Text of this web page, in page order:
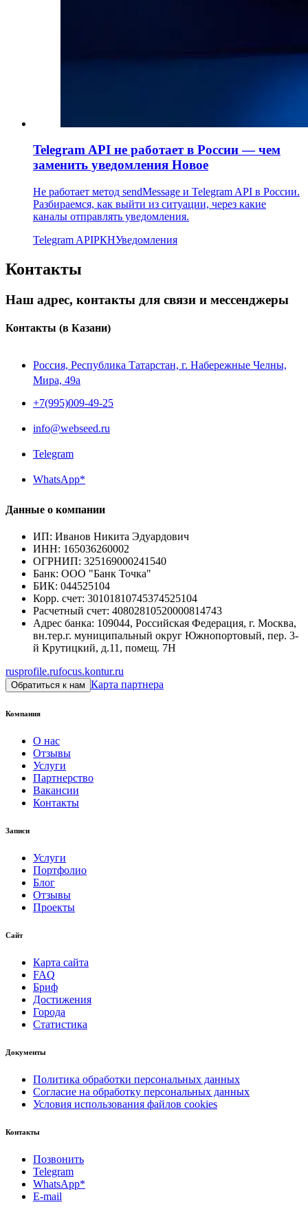
Telegram API не работает в России — чем
заменить уведомления Новое
Не работает метод sendMessage и Telegram API в России.
Разбираемся, как выйти из ситуации, через какие
каналы отправлять уведомления.
Telegram APIРКНУведомления
Контакты
Наш адрес, контакты для связи и мессенджеры
Контакты (в Казани)
Россия, Республика Татарстан, г. Набережные Челны,
Мира, 49a
+7(995)009-49-25
info@webseed.ru
Telegram
WhatsApp*
Данные о компании
ИП: Иванов Никита Эдуардович
ИНН: 165036260002
ОГРНИП: 325169000241540
Банк: ООО "Банк Точка"
БИК: 044525104
Корр. счет: 30101810745374525104
Расчетный счет: 40802810520000814743
Адрес банка: 109044, Российская Федерация, г. Москва,
вн.тер.г. муниципальный округ Южнопортовый, пер. 3-
й Крутицкий, д.11, помещ. 7Н
rusprofile.rufocus.kontur.ru
Обратиться к нам Карта партнера
Компания
О нас
Отзывы
Услуги
Партнерство
Вакансии
Контакты
Записи
Услуги
Портфолио
Блог
Отзывы
Проекты
Сайт
Карта сайта
FAQ
Бриф
Достижения
Города
Статистика
Документы
Политика обработки персональных данных
Согласие на обработку персональных данных
Условия использования файлов cookies
Контакты
Позвонить
Telegram
WhatsApp*
E-mail